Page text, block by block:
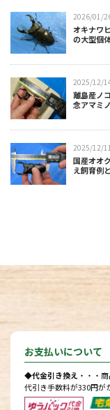
2026/01/
オキナワ
の大型個
2025/12/
離島産ノ
念アマミ
2025/12/
国産オオ
え飼育例
お支払いについて
◆代金引き換え ・・・
代引き手数料が330円が